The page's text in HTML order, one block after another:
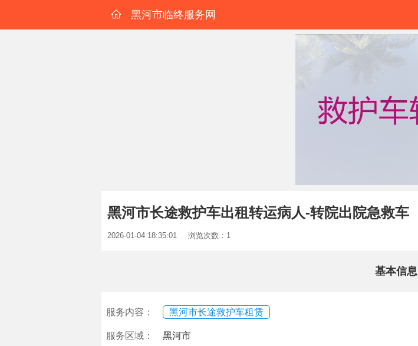
黑河市临终服务网
黑河市长途救护车出租转运病人-转院出院急救车
2026-01-04 18:35:01 浏览次数：1
基本信息
服务内容： 黑河市长途救护车租赁
服务区域： 黑河市